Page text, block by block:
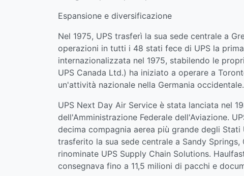
Espansione e diversificazione
Nel 1975, UPS trasferì la sua sede centrale a
operazioni in tutti i 48 stati fece di UPS la
internazionalizzata nel 1975, stabilendo le
UPS Canada Ltd.) ha iniziato a operare a
un'attività nazionale nella Germania occidentale.
UPS Next Day Air Service è stata lanciata nel
dell'Amministrazione Federale dell'Aviazione.
decima compagnia aerea più grande degli Stati
trasferito la sua sede centrale a Sandy
rinominate UPS Supply Chain Solutions.
consegnava fino a 11,5 milioni di pacchi e